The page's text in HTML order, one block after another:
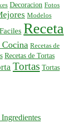
Decoracion Fotos
Modelos
Receta
Cocina Recetas de
Recetas de Tortas
Tortas Tortas